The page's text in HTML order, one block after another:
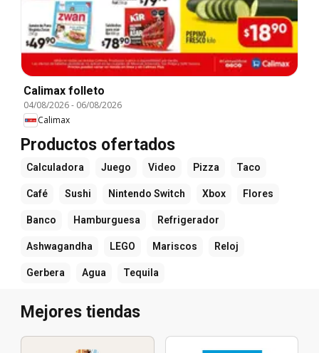
Calimax folleto
04/08/2026- 06/08/2026
Calimax
Productos ofertados
Calculadora Juego Video Pizza Taco
Café Sushi Nintendo Switch Xbox Flores
Banco Hamburguesa Refrigerador
Ashwagandha LEGO Mariscos Reloj
Gerbera Agua Tequila
Mejores tiendas